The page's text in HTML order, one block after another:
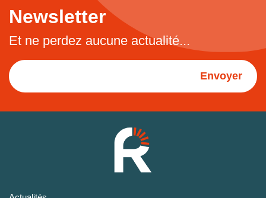
Newsletter
Et ne perdez aucune actualité...
Envoyer